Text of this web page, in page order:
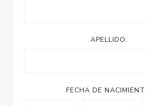
APELLIDO:
FECHA DE